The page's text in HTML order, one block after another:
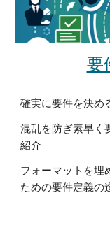
要
確実に要件を決め
混乱を防ぎ素早く
紹介
フォーマットを埋
ための要件定義の